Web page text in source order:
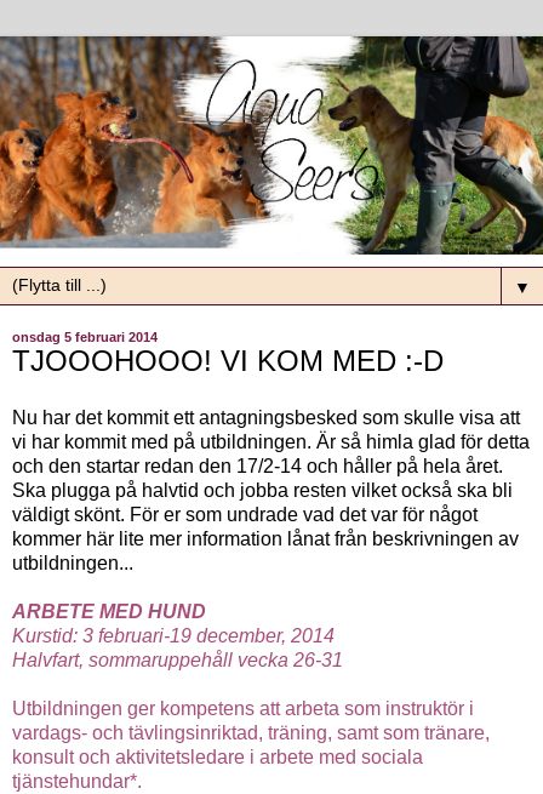
▼
onsdag 5 februari 2014
TJOOOHOOO! VI KOM MED :-D
Nu har det kommit ett antagningsbesked som skulle visa att
vi har kommit med på utbildningen. Är så himla glad för detta
och den startar redan den 17/2-14 och håller på hela året.
Ska plugga på halvtid och jobba resten vilket också ska bli
väldigt skönt. För er som undrade vad det var för något
kommer här lite mer information lånat från beskrivningen av
utbildningen...
ARBETE MED HUND
Kurstid: 3 februari-19 december, 2014
Halvfart, sommaruppehåll vecka 26-31
Utbildningen ger kompetens att arbeta som instruktör i
vardags- och tävlingsinriktad, träning, samt som tränare,
konsult och aktivitetsledare i arbete med sociala
tjänstehundar*.